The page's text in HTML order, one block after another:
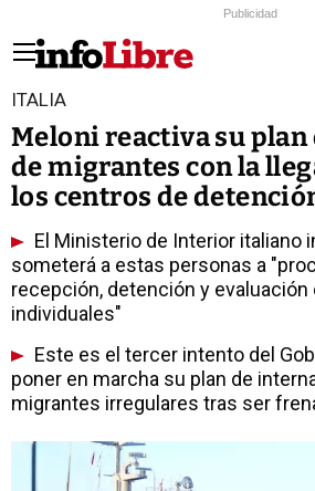
Publicidad
ITALIA
Meloni reactiva su plan
de migrantes con la
los centros de
El Ministerio de Interior italiano
someterá a estas personas a
recepción, detención y evaluación
individuales"
Este es el tercer intento del
poner en marcha su plan de
migrantes irregulares tras ser